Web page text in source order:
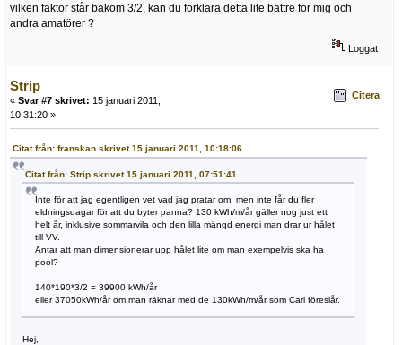
vilken faktor står bakom 3/2, kan du förklara detta lite bättre för mig och
andra amatörer ?
Loggat
Strip
« Svar #7 skrivet: 15 januari 2011,
10:31:20 »
Citera
Citat från: franskan skrivet 15 januari 2011, 10:18:06
Citat från: Strip skrivet 15 januari 2011, 07:51:41
Inte för att jag egentligen vet vad jag pratar om, men inte får du fler
eldningsdagar för att du byter panna? 130 kWh/m/år gäller nog just ett
helt år, inklusive sommarvila och den lilla mängd energi man drar ur hålet
till VV.
Antar att man dimensionerar upp hålet lite om man exempelvis ska ha
pool?
140*190*3/2 = 39900 kWh/år
eller 37050kWh/år om man räknar med de 130kWh/m/år som Carl föreslår.
Hej,